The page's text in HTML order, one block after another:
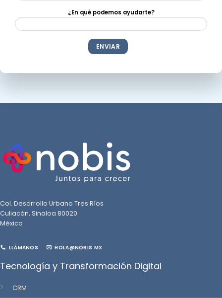
¿En qué podemos ayudarte?
Col. Desarrollo Urbano Tres Ríos
Culiacán, Sinaloa 80020
México
LLÁMANOS HOLA@NOBIS.MX
Tecnología y Transformación Digital
CRM